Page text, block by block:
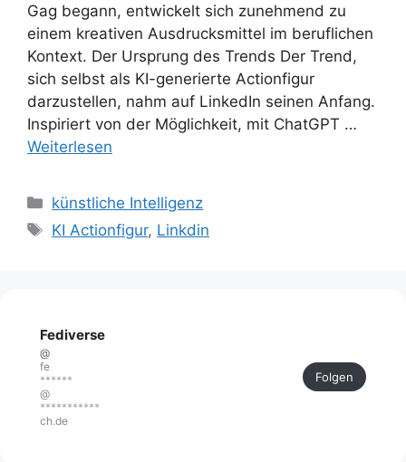
Gag begann, entwickelt sich zunehmend zu
einem kreativen Ausdrucksmittel im beruflichen
Kontext. Der Ursprung des Trends Der Trend,
sich selbst als KI-generierte Actionfigur
darzustellen, nahm auf LinkedIn seinen Anfang.
Inspiriert von der Möglichkeit, mit ChatGPT …
Weiterlesen
Kategorien
künstliche Intelligenz
Schlagwörter
KI Actionfigur, Linkdin
Fediverse
@
fe
******
@
***********
ch.de
Folgen